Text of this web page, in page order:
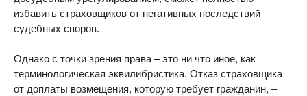
избавить страховщиков от негативных последствий
судебных споров.
Однако с точки зрения права – это ни что иное, как
терминологическая эквилибристика. Отказ страховщика
от доплаты возмещения, которую требует гражданин, –